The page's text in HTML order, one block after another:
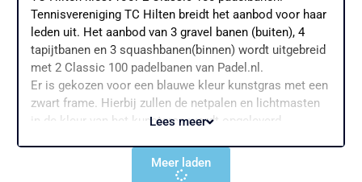
Tennisvereniging TC Hilten breidt het aanbod voor haar
leden uit. Het aanbod van 3 gravel banen (buiten), 4
tapijtbanen en 3 squashbanen(binnen) wordt uitgebreid
met 2 Classic 100 padelbanen van Padel.nl.
Er is gekozen voor een blauwe kleur kunstgras met een
zwart frame. Hierbij zullen de netpalen en lichtmasten
in de kleur van het kunstgras wordt opgeleverd.
mogelijk om s’avonds te paddelen. In de laatste week
van februari beginnen we met de aanleg van de banen.
Lees meer
Meer laden